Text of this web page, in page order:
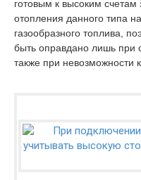
готовым к высоким счетам
отопления данного типа
газообразного топлива,
быть оправдано лишь при
также при невозможности